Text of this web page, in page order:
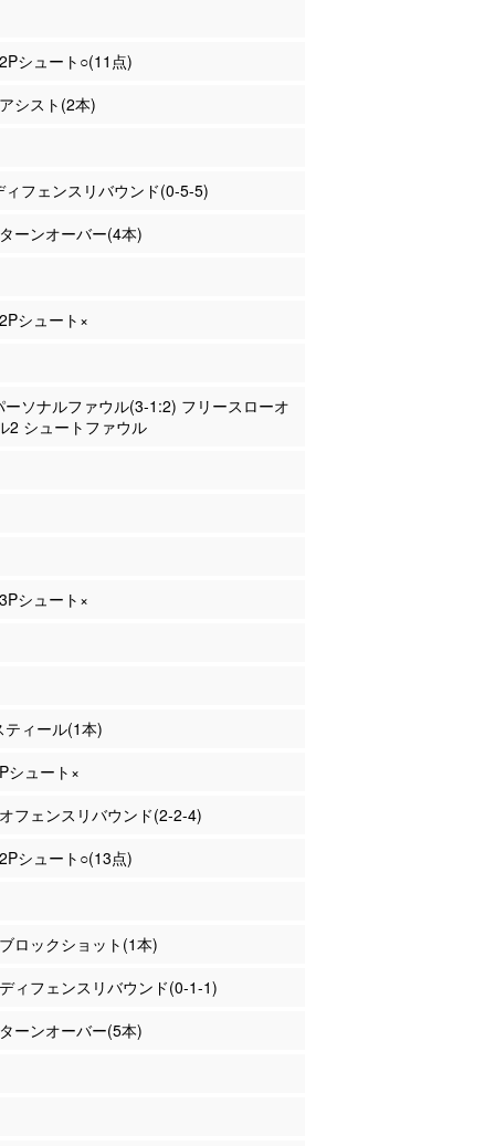
シュート○(11点)
シスト(2本)
ィフェンスリバウンド(0-5-5)
ーンオーバー(4本)
シュート×
ーソナルファウル(3-1:2) フリースローオ
2 シュートファウル
シュート×
ィール(1本)
シュート×
フェンスリバウンド(2-2-4)
シュート○(13点)
ロックショット(1本)
ィフェンスリバウンド(0-1-1)
ーンオーバー(5本)